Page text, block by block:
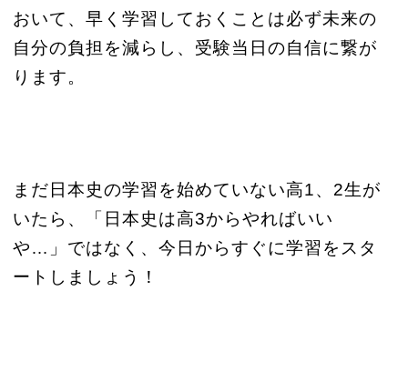
おいて、早く学習しておくことは必ず未来の
自分の負担を減らし、受験当日の自信に繋が
ります。
まだ日本史の学習を始めていない高1、2生が
いたら、「日本史は高3からやればいい
や…」ではなく、今日からすぐに学習をスタ
ートしましょう！